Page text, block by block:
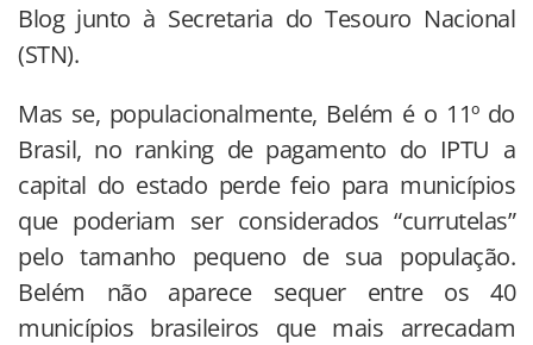
Blog junto à Secretaria do Tesouro Nacional
(STN).
Mas se, populacionalmente, Belém é o 11º do
Brasil, no ranking de pagamento do IPTU a
capital do estado perde feio para municípios
que poderiam ser considerados “currutelas”
pelo tamanho pequeno de sua população.
Belém não aparece sequer entre os 40
municípios brasileiros que mais arrecadam